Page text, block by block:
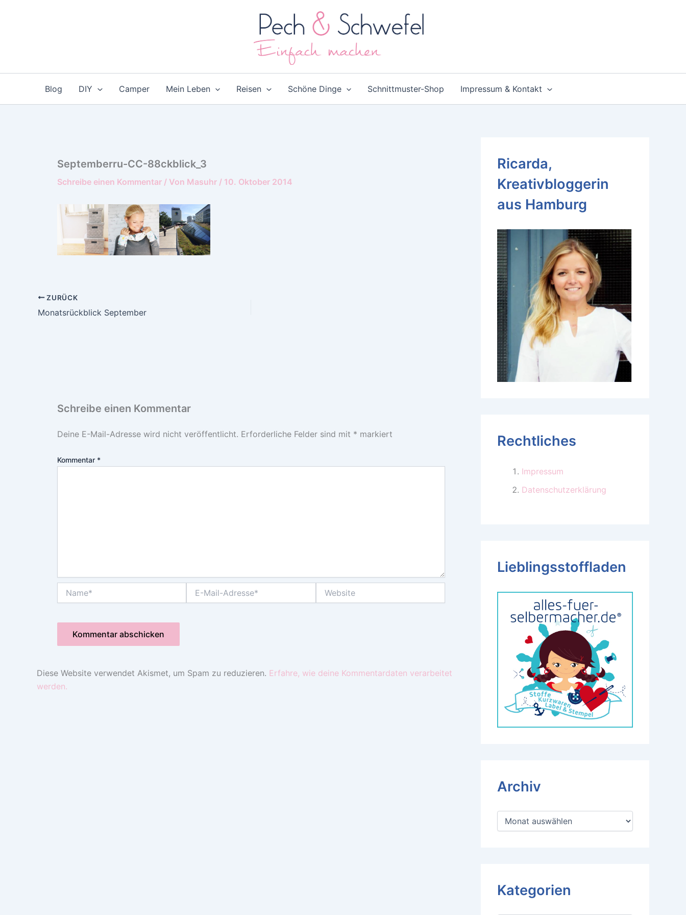
Blog DIY Camper Mein Leben Reisen Schöne Dinge Schnittmuster-Shop Impressum & Kontakt
Septemberru-CC-88ckblick_3
Schreibe einen Kommentar / Von Masuhr / 10. Oktober 2014
ZURÜCK
Monatsrückblick September
Schreibe einen Kommentar
Deine E-Mail-Adresse wird nicht veröffentlicht. Erforderliche Felder sind mit * markiert
Kommentar *
Mail-
Diese Website verwendet Akismet, um Spam zu reduzieren. Erfahre, wie deine Kommentardaten verarbeitet
werden.
Ricarda,
Kreativbloggerin
aus Hamburg
Rechtliches
Impressum
Datenschutzerklärung
Lieblingsstoffladen
Archiv
A
Kategorien